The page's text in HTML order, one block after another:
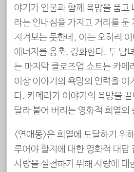
야기가 인물과 함께 욕망을 품고
라는 인내심을 가지고 거리를 둔
지켜보는 듯한데, 이는 오히려
에너지를 응축, 강화한다. 두 남
는 마지막 클로즈업 쇼트는 카메
이상 이야기의 욕망의 인력을 이
다. 카메라가 이야기의 욕망을
달라 붙어 버리는 영화적 희열의
<연애몽>은 희열에 도달하기 위
루어야 할지에 대한 영화적 대답
사랑을 실천하기 위해 사랑에 대